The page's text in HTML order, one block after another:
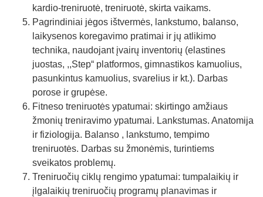
kardio-treniruotė, treniruotė, skirta vaikams.
Pagrindiniai jėgos ištvermės, lankstumo, balanso,
laikysenos koregavimo pratimai ir jų atlikimo
technika, naudojant įvairų inventorių (elastines
juostas, ,,Step“ platformos, gimnastikos kamuolius,
pasunkintus kamuolius, svarelius ir kt.). Darbas
porose ir grupėse.
Fitneso treniruotės ypatumai: skirtingo amžiaus
žmonių treniravimo ypatumai. Lankstumas. Anatomija
ir fiziologija. Balanso , lankstumo, tempimo
treniruotės. Darbas su žmonėmis, turintiems
sveikatos problemų.
Treniruočių ciklų rengimo ypatumai: tumpalaikių ir
įlgalaikių treniruočių programų planavimas ir